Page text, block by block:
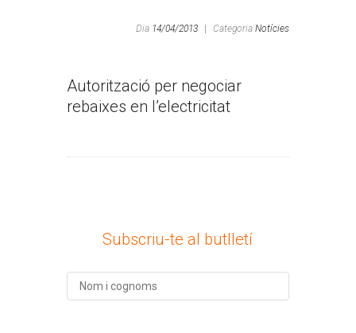
Dia 14/04/2013 Categoria Notícies
Autorització per negociar
rebaixes en l’electricitat
Subscriu-te al butlletí